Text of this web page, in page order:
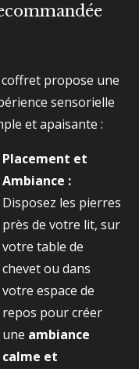
coffret propose une
sensorielle
et apaisante :
Placement et
Ambiance :
Disposez les pierres
près de votre lit, sur
votre table de
chevet ou dans
votre espace de
repos pour créer
une ambiance
calme et